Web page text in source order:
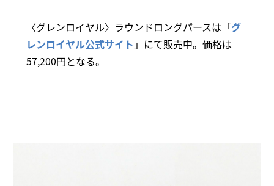
〈グレンロイヤル〉ラウンドロングパースは「グ
レンロイヤル公式サイト 」にて販売中。価格は
57,200円となる。